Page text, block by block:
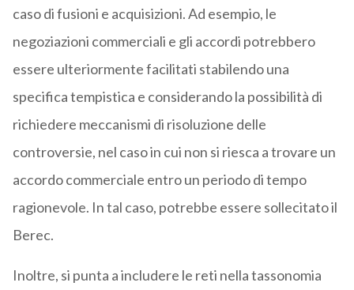
caso di fusioni e acquisizioni. Ad esempio, le
negoziazioni commerciali e gli accordi potrebbero
essere ulteriormente facilitati stabilendo una
specifica tempistica e considerando la possibilità di
richiedere meccanismi di risoluzione delle
controversie, nel caso in cui non si riesca a trovare un
accordo commerciale entro un periodo di tempo
ragionevole. In tal caso, potrebbe essere sollecitato il
Berec.
Inoltre, si punta a includere le reti nella tassonomia